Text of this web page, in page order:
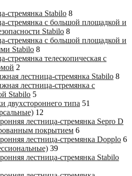
стремянка Stabilo 8
стремянка с большой площадкой и
Stabilo 8
стремянка с большой площадкой и
Stabilo 8
стремянка телескопическая с
2
лестница-стремянка Stabilo 8
лестница-стремянка с
Stabilo 5
двухстороннего типа 51
12
лестница-стремянка Sepro D
покрытием 6
лестница-стремянка Dopplo 6
39
лестница-стремянка Stabilo